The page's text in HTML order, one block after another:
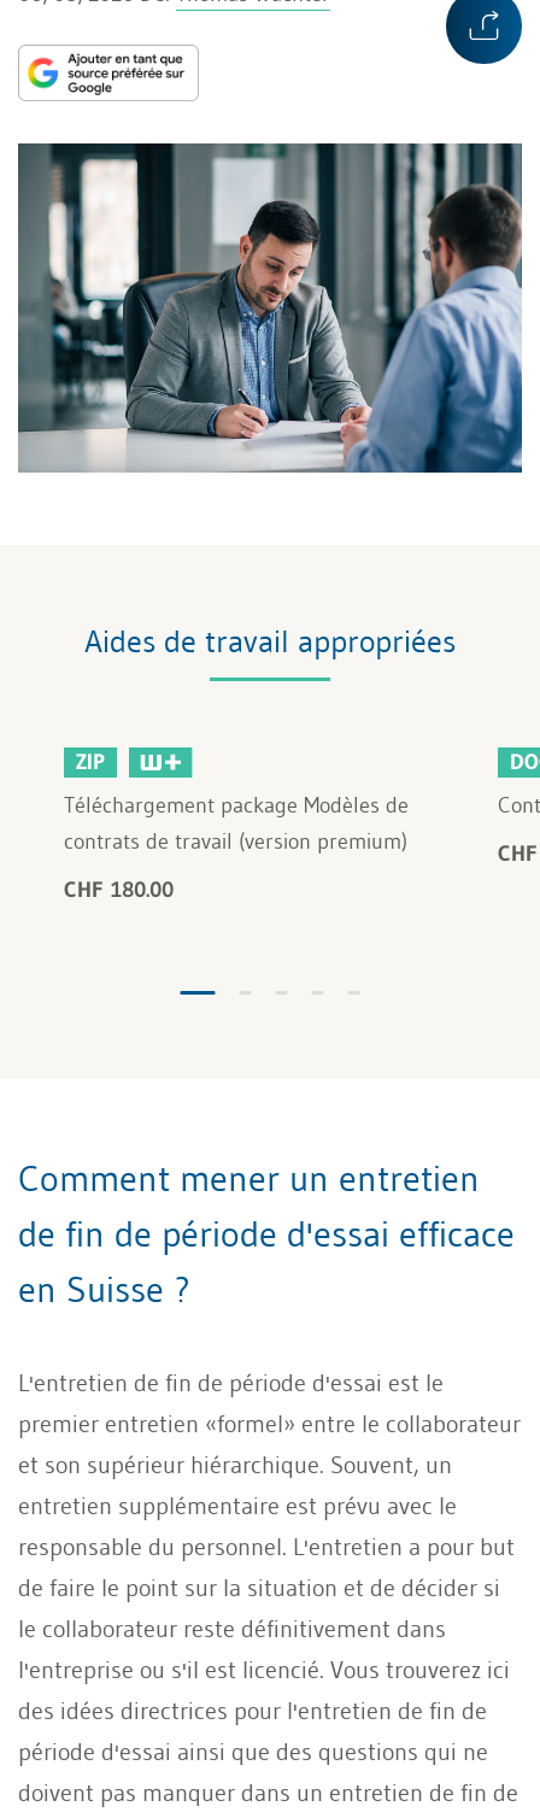
Aides de travail appropriées
ZIP
Téléchargement package Modèles de
contrats de travail (version premium)
CHF 180.00
Comment mener un entretien
de fin de période d'essai efficace
en Suisse ?
L'entretien de fin de période d'essai est le
premier entretien «formel» entre le collaborateur
et son supérieur hiérarchique. Souvent, un
entretien supplémentaire est prévu avec le
responsable du personnel. L'entretien a pour but
de faire le point sur la situation et de décider si
le collaborateur reste définitivement dans
l'entreprise ou s'il est licencié. Vous trouverez ici
des idées directrices pour l'entretien de fin de
période d'essai ainsi que des questions qui ne
doivent pas manquer dans un entretien de fin de